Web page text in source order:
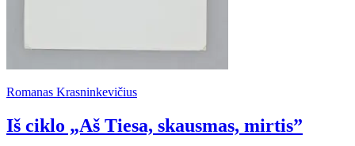
Romanas Krasninkevičius
Iš ciklo „Aš Tiesa, skausmas, mirtis”